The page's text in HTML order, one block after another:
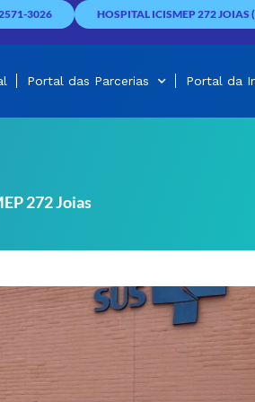
3026 HOSPITAL ICISMEP 272 JOIAS
Portal das Parcerias Portal da
272 Joias